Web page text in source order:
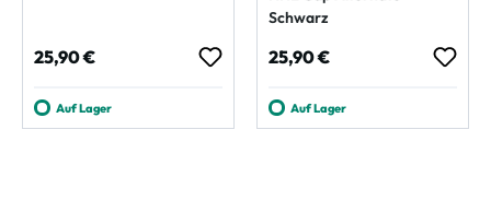
Regulärer Preis:
25,90 €
Auf Lager
Schwarz
Regulärer Preis:
25,90 €
Auf Lager